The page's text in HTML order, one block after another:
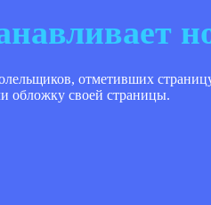
отметивших
обложку своей страницы.